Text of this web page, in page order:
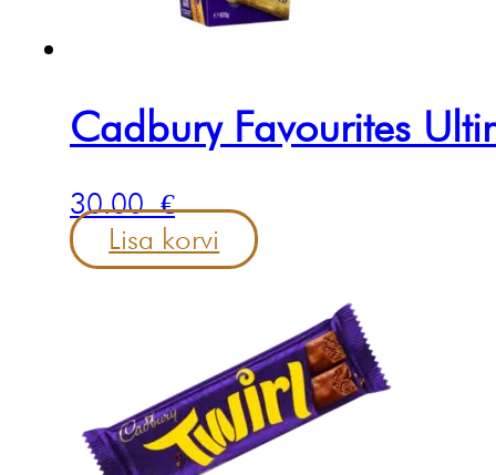
Cadbury Favourites
30.00€
Lisa korvi